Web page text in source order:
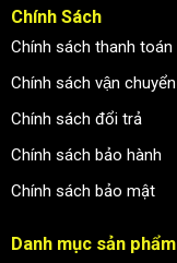
Chính Sách
Chính sách thanh toán
Chính sách vận chuyển
Chính sách đổi trả
Chính sách bảo hành
Chính sách bảo mật
Danh mục sản phẩm